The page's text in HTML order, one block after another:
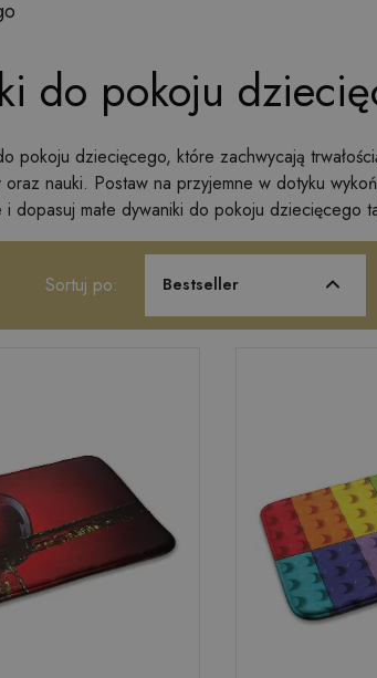
do pokoju
pokoju dziecięcego, które zachwycają
nauki. Postaw na przyjemne w dotyku
dopasuj małe dywaniki do pokoju dziecięcego
Sortuj po: Bestseller